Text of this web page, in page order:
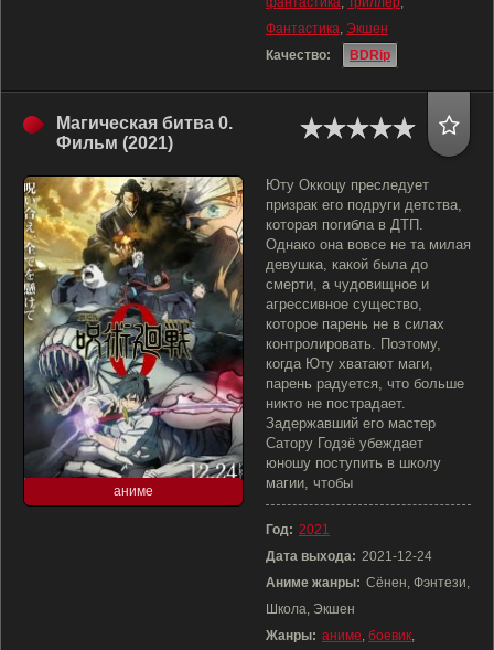
Фантастика, Экшен
Качество:
BDRip
Магическая битва 0.
Фильм (2021)
аниме
Юту Оккоцу преследует
призрак его подруги детства,
которая погибла в ДТП.
Однако она вовсе не та милая
девушка, какой была до
смерти, а чудовищное и
агрессивное существо,
которое парень не в силах
контролировать. Поэтому,
когда Юту хватают маги,
парень радуется, что больше
никто не пострадает.
Задержавший его мастер
Сатору Годзё убеждает
юношу поступить в школу
магии, чтобы
Год: 2021
Дата выхода: 2021-12-24
Аниме жанры: Сёнен, Фэнтези,
Школа, Экшен
Жанры: аниме, боевик,